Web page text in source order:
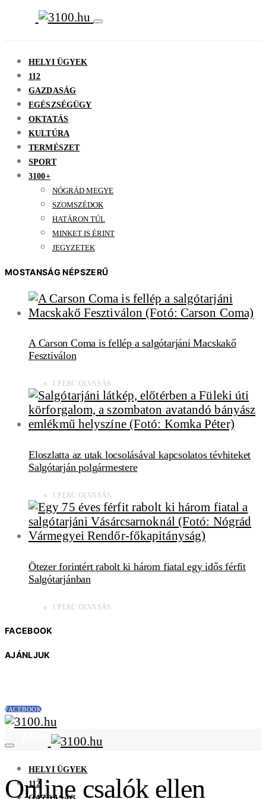
HELYI ÜGYEK
112
GAZDASÁG
EGÉSZSÉGÜGY
OKTATÁS
KULTÚRA
TERMÉSZET
SPORT
3100+
NÓGRÁD MEGYE
SZOMSZÉDOK
HATÁRON TÚL
MINKET IS ÉRINT
JEGYZETEK
MOSTANSÁG NÉPSZERŰ
A Carson Coma is fellép a salgótarjáni Macskakő
Fesztiválon
1 PERC OLVASÁS
Eloszlatta az utak locsolásával kapcsolatos tévhiteket
Salgótarján polgármestere
1 PERC OLVASÁS
Ötezer forintért rabolt ki három fiatal egy idős férfit
Salgótarjánban
1 PERC OLVASÁS
FACEBOOK
AJÁNLJUK
FACEBOOK
HELYI ÜGYEK
112
Online csalók ellen